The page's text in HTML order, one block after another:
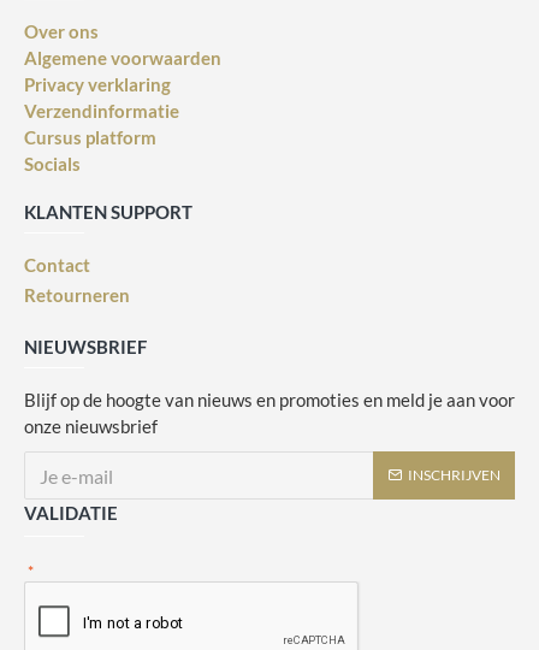
Over ons
Algemene voorwaarden
Privacy verklaring
Verzendinformatie
Cursus platform
Socials
KLANTEN SUPPORT
Contact
Retourneren
NIEUWSBRIEF
Blijf op de hoogte van nieuws en promoties en meld je aan voor
onze nieuwsbrief
INSCHRIJVEN
VALIDATIE